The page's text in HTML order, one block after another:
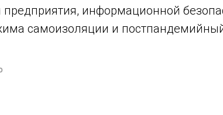
информационной
самоизоляции и